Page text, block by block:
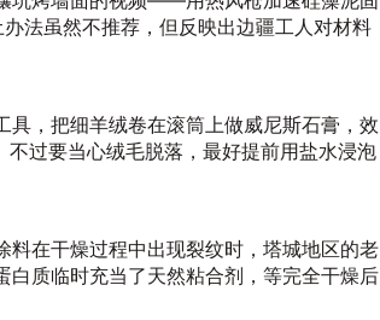
法虽然不推荐，但反映出边疆工人对材料
具，把细羊绒卷在滚筒上做威尼斯石膏，效
过要当心绒毛脱落，最好提前用盐水浸泡
料在干燥过程中出现裂纹时，塔城地区的老
白质临时充当了天然粘合剂，等完全干燥后